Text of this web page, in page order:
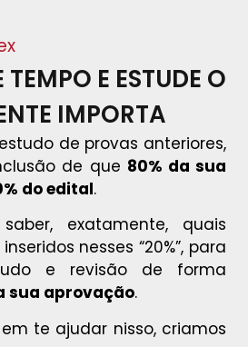
E ESTUDE O
IMPORTA
de provas anteriores,
de que 80% da sua
do edital.
exatamente, quais
nesses “20%”, para
e revisão de forma
sua aprovação.
te ajudar nisso, criamos